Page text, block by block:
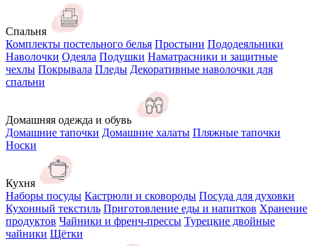
Спальня
Комплекты постельного белья Простыни Пододеяльники
Наволочки Одеяла Подушки Наматрасники и защитные
чехлы Покрывала Пледы Декоративные наволочки для
спальни
Домашняя одежда и обувь
Домашние тапочки Домашние халаты Пляжные тапочки
Носки
Кухня
Наборы посуды Кастрюли и сковороды Посуда для духовки
Кухонный текстиль Приготовление еды и напитков Хранение
продуктов Чайники и френч-прессы Турецкие двойные
чайники Щётки